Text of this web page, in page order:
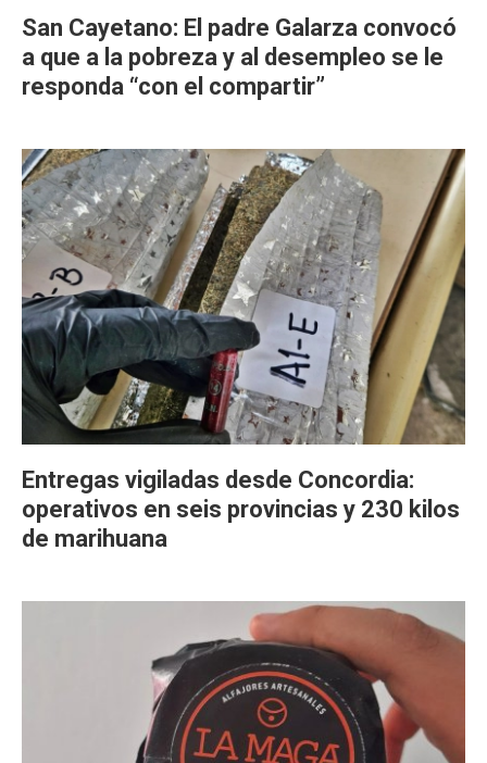
San Cayetano: El padre Galarza convocó
a que a la pobreza y al desempleo se le
responda “con el compartir”
Entregas vigiladas desde Concordia:
operativos en seis provincias y 230 kilos
de marihuana